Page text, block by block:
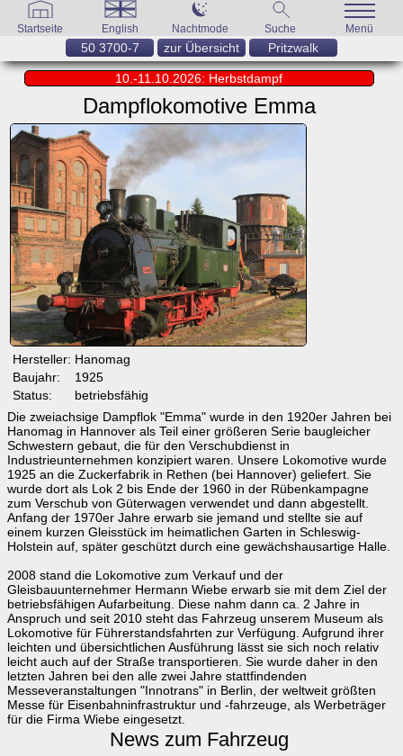
Startseite English Nachtmode Suche Menü
50 3700-7 zur Übersicht Pritzwalk
10.-11.10.2026: Herbstdampf
Dampflokomotive Emma
Hersteller: Hanomag
Baujahr:
1925
Status:
betriebsfähig
Die zweiachsige Dampflok "Emma" wurde in den 1920er Jahren bei
Hanomag in Hannover als Teil einer größeren Serie baugleicher
Schwestern gebaut, die für den Verschubdienst in
Industrieunternehmen konzipiert waren. Unsere Lokomotive wurde
1925 an die Zuckerfabrik in Rethen (bei Hannover) geliefert. Sie
wurde dort als Lok 2 bis Ende der 1960 in der Rübenkampagne
zum Verschub von Güterwagen verwendet und dann abgestellt.
Anfang der 1970er Jahre erwarb sie jemand und stellte sie auf
einem kurzen Gleisstück im heimatlichen Garten in Schleswig-
Holstein auf, später geschützt durch eine gewächshausartige Halle.
2008 stand die Lokomotive zum Verkauf und der
Gleisbauunternehmer Hermann Wiebe erwarb sie mit dem Ziel der
betriebsfähigen Aufarbeitung. Diese nahm dann ca. 2 Jahre in
Anspruch und seit 2010 steht das Fahrzeug unserem Museum als
Lokomotive für Führerstandsfahrten zur Verfügung. Aufgrund ihrer
leichten und übersichtlichen Ausführung lässt sie sich noch relativ
leicht auch auf der Straße transportieren. Sie wurde daher in den
letzten Jahren bei den alle zwei Jahre stattfindenden
Messeveranstaltungen "Innotrans" in Berlin, der weltweit größten
Messe für Eisenbahninfrastruktur und -fahrzeuge, als Werbeträger
für die Firma Wiebe eingesetzt.
News zum Fahrzeug